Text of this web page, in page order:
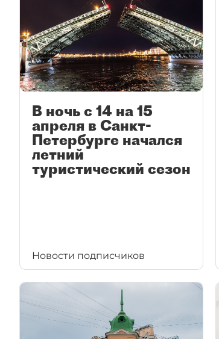
В ночь с 14 на 15
апреля в Санкт-
Петербурге начался
летний
туристический сезон
Новости подписчиков